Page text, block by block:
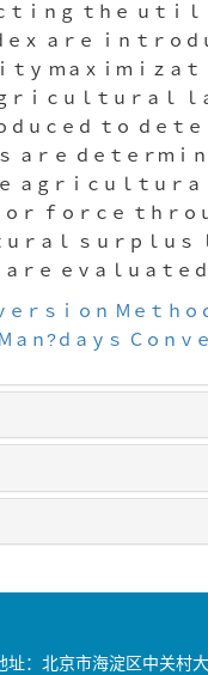
ｔｉｎｇ ｔｈｅ
ｕｔｉ
ｅｘ ａｒｅ ｉｎｔｒｏ
ｔｙ ｍａｘｉｍｉｚａ
ｒｉｃｕｌｔｕｒａｌ
ｄｕｃｅｄ ｔｏ ｄｅｔ
ａｒｅ ｄｅｔｅｒｍ
ａｇｒｉｃｕｌｔｕｒ
ｒ ｆｏｒｃｅ ｔｈｒ
ｕｒａｌ ｓｕｒｐｌｕ
ｒｅ ｅ ｖａｌｕａｔｅ
ｅｒｓｉｏｎ Ｍｅｔｈｏ
ａｎ?ｄａｙｓ Ｃｏｎｖ
址：北京市海淀区中关村